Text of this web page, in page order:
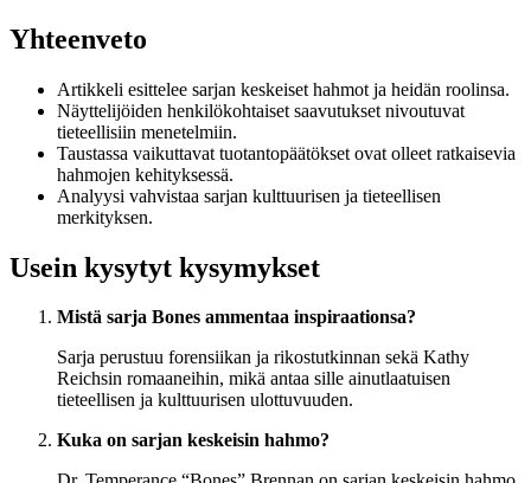
Yhteenveto
Artikkeli esittelee sarjan keskeiset hahmot ja heidän roolinsa.
Näyttelijöiden henkilökohtaiset saavutukset nivoutuvat
tieteellisiin menetelmiin.
Taustassa vaikuttavat tuotantopäätökset ovat olleet ratkaisevia
hahmojen kehityksessä.
Analyysi vahvistaa sarjan kulttuurisen ja tieteellisen
merkityksen.
Usein kysytyt kysymykset
Mistä sarja Bones ammentaa inspiraationsa?
Sarja perustuu forensiikan ja rikostutkinnan sekä Kathy
Reichsin romaaneihin, mikä antaa sille ainutlaatuisen
tieteellisen ja kulttuurisen ulottuvuuden.
Kuka on sarjan keskeisin hahmo?